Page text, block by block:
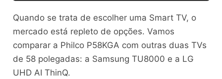
Quando se trata de escolher uma Smart TV, o
mercado está repleto de opções. Vamos
comparar a Philco P58KGA com outras duas TVs
de 58 polegadas: a Samsung TU8000 e a LG
UHD AI ThinQ.